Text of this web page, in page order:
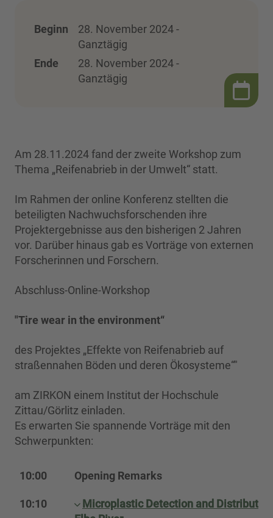
Beginn
28. November 2024 -
Ganztägig
Ende
28. November 2024 -
Ganztägig
Am 28.11.2024 fand der zweite Workshop zum
Thema „Reifenabrieb in der Umwelt“ statt.
Im Rahmen der online Konferenz stellten die
beteiligten Nachwuchsforschenden ihre
Projektergebnisse aus den bisherigen 2 Jahren
vor. Darüber hinaus gab es Vorträge von externen
Forscherinnen und Forschern.
Abschluss-Online-Workshop
"Tire wear in the environment“
des Projektes „Effekte von Reifenabrieb auf
straßennahen Böden und deren Ökosysteme“"
am ZIRKON einem Institut der Hochschule
Zittau/Görlitz einladen.
Es erwarten Sie spannende Vorträge mit den
Schwerpunkten:
10:00 Opening Remarks
10:10
Microplastic Detection and